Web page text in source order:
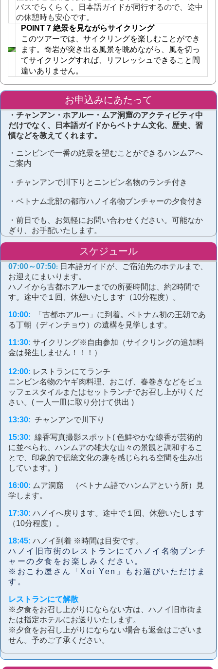
バスでらくらく。日本語ガイドが同行するので、途中
の休憩時も安心です。
POINT 7 絶景を見ながらサイクリング
このツアーでは、サイクリングを楽しむこと ができ
ます。奇岩が突き出る風景を眺めながら、風を切っ
てサイクリングすれば、リフレッシュできること間
違いありません。
お申込みにあたって
・チャンアン・ホアルー・ムア洞窟のアクティビティ中
だけでなく、日本語ガイドからベトナム文化、歴史、習
慣などを教えてくれます。
・ニンビンで一番の絶景を望むことができるハンムアへ
ご案内
・チャンアンで川下りとニンビン名物のランチ付き
・ベトナム北部の都市ハノイ名物ブンチャーの夕食付き
・前日でも、お気軽にお問い合わせください。可能なか
ぎり、お手配いたします。
スケジュール
07:00～07:50: 日本語ガイドが、ご宿泊先のホテルまで、
お迎えにまいります。
ハノイから古都ホアルーまでの所要時間は、約2時間で
す。途中で１回、休憩いたします（10分程度）。
10:00:
「古都ホアルー」に到着。ベトナム初の王朝であ
る丁朝（ディンチョウ）の遺構を見学します。
11:30: サイクリング※自由参加（サイクリングの追加料
金は発生しません！！！）
12:00: レストランにてランチ
ニンビン名物のヤギ肉料理、おこげ、春巻きなどをビュ
ッフェスタイルまたはセットランチでお召し上がりくだ
さい。( 一人一皿に取り分けて供出 )
13:30: チャンアンで川下り
15:30: 線香写真撮影スポット( 色鮮やかな線香が芸術的
に並べられ、ハンムアの雄大な山々の景観と調和するこ
とで、印象的で伝統文化の趣を感じられる空間を生み出
しています。)
16:00: ムア洞窟 （ベトナム語でハンムアという所）見
学します。
17:30: ハノイへ戻ります。途中で１回、休憩いたします
（10分程度）。
18:45: ハノイ到着 ※時間は目安です。
ハノイ旧市街のレストランにてハノイ名物ブンチ
ャーの夕食をお楽しみください。
※おこわ屋さん「Xoi Yen」もお選びいただけま
す。
レストランにて解散
※夕食をお召し上がりにならない方は、ハノイ旧市街ま
たは指定ホテルにお送りいたします。
※夕食をお召し上がりにならない場合も返金はございま
せん。予めご了承ください。